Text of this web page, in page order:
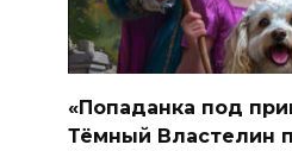
«Попаданка под
Тёмный Властелин